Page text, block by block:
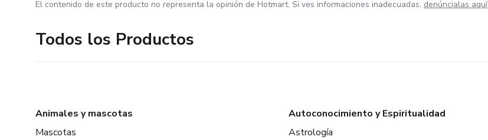
El contenido de este producto no representa la opinión de Hotmart. Si ves informaciones inadecuadas, denúncialas aquí
Todos los Productos
Animales y mascotas
Mascotas
Autoconocimiento y Espiritualidad
Astrología